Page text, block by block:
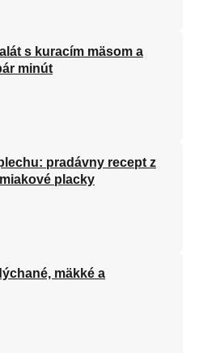
s kuracím mäsom a
minút
pradávny recept z
placky
mäkké a